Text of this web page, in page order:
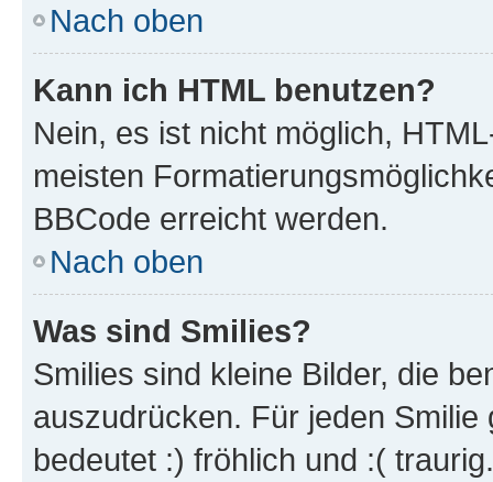
Nach oben
Kann ich HTML benutzen?
Nein, es ist nicht möglich,
meisten
BBCode erreicht werden.
Nach oben
Was sind Smilies?
Smilies sind kleine Bilder, die
auszudrücken. Für jeden
bedeutet :) fröhlich und :(